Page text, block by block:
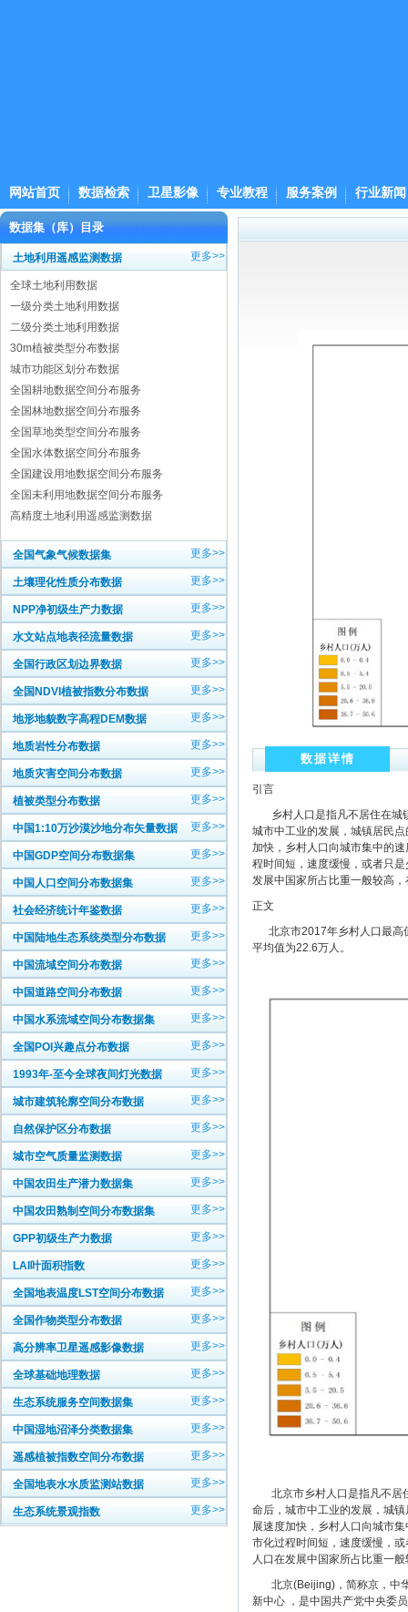
网站首页 数据检索 卫星影像 专业教程 服务案例 行业新闻
数据集（库）目录
土地利用遥感监测数据 更多>>
全球土地利用数据
一级分类土地利用数据
二级分类土地利用数据
30m植被类型分布数据
城市功能区划分布数据
全国耕地数据空间分布服务
全国林地数据空间分布服务
全国草地类型空间分布服务
全国水体数据空间分布服务
全国建设用地数据空间分布服务
全国未利用地数据空间分布服务
高精度土地利用遥感监测数据
全国气象气候数据集 更多>>
土壤理化性质分布数据 更多>>
NPP净初级生产力数据 更多>>
水文站点地表径流量数据 更多>>
全国行政区划边界数据 更多>>
全国NDVI植被指数分布数据 更多>>
地形地貌数字高程DEM数据 更多>>
地质岩性分布数据 更多>>
地质灾害空间分布数据 更多>>
植被类型分布数据 更多>>
中国1:10万沙漠沙地分布矢量数据 更多>>
中国GDP空间分布数据集 更多>>
中国人口空间分布数据集 更多>>
社会经济统计年鉴数据 更多>>
中国陆地生态系统类型分布数据 更多>>
中国流域空间分布数据 更多>>
中国道路空间分布数据 更多>>
中国水系流域空间分布数据集 更多>>
全国POI兴趣点分布数据 更多>>
1993年-至今全球夜间灯光数据 更多>>
城市建筑轮廓空间分布数据 更多>>
自然保护区分布数据 更多>>
城市空气质量监测数据 更多>>
中国农田生产潜力数据集 更多>>
中国农田熟制空间分布数据集 更多>>
GPP初级生产力数据 更多>>
LAI叶面积指数 更多>>
全国地表温度LST空间分布数据 更多>>
全国作物类型分布数据 更多>>
高分辨率卫星遥感影像数据 更多>>
全球基础地理数据 更多>>
生态系统服务空间数据集 更多>>
中国湿地沼泽分类数据集 更多>>
遥感植被指数空间分布数据 更多>>
全国地表水水质监测站数据 更多>>
生态系统景观指数 更多>>
数据详情
引言
乡村人口是指凡不居住在城
城市中工业的发展，城镇居民
加快，乡村人口向城市集中的
程时间短，速度缓慢，或者只
发展中国家所占比重一般较高
正文
北京市2017年乡村人口最高
平均值为22.6万人。
北京市乡村人口是指凡不居
命后，城市中工业的发展，城
展速度加快，乡村人口向城市
市化过程时间短，速度缓慢，
人口在发展中国家所占比重一
北京(Beijing)，简称京，中华
新中心 ，是中国共产党中央委